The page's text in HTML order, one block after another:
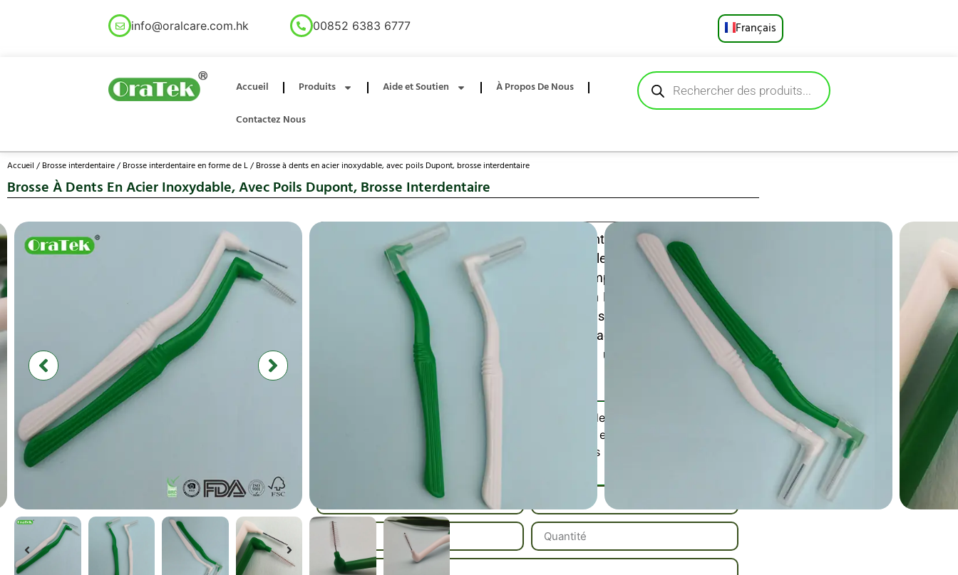
info@oralcare.com.hk 00852 6383 6777
Français
Русский
Português
Accueil Produits Aide et Soutien
À Propos De Nous
Contactez Nous
Accueil / Brosse interdentaire/ Brosse interdentaire en forme de L/ Brosse à dents en acier inoxydable, avec poils Dupont, brosse interdentaire
Brosse À Dents En Acier Inoxydable, Avec Poils Dupont, Brosse Interdentaire
Fil d’acier inoxydable Dupont, brosse interdentaire, conçue pour un
nettoyage efficace de la plaque dentaire entre les dents et autour des
appareils orthodontiques, des bridges et des implants ; fil robuste qui
résiste à la flexion, tandis que les poils en nylon Dupont doux nettoient
délicatement sans endommager les gencives ; poignée angulaire
compacte pour un contrôle précis et une prise facile ; réutilisable après
rinçage, disponible en plusieurs tailles pour un soin interdentaire
Brosse interdentaire
interdentaire en forme de L
Référence / Échantillons : Veuillez Nous Contacter